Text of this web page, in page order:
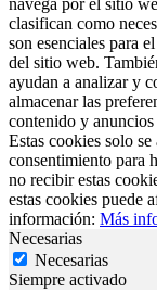
navega por el sitio
clasifican como
son esenciales para
del sitio web.
ayudan a analizar y
almacenar las
contenido y anuncios
Estas cookies solo
consentimiento para
no recibir estas
estas cookies puede
información: Más
Necesarias
Necesarias
Siempre activado